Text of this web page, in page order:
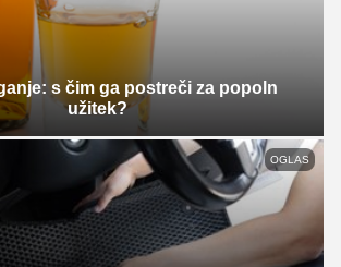
s čim ga postreči za popoln
užitek?
OGLAS